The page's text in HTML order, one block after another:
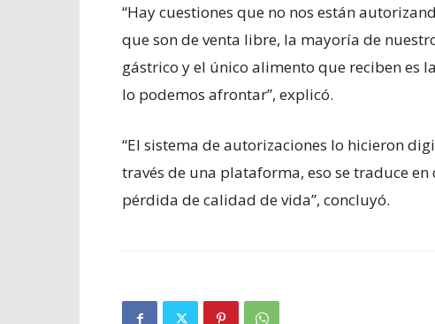
“Hay cuestiones que no nos están
que son de venta libre, la mayoría de
gástrico y el único alimento que reciben es
lo podemos afrontar”, explicó.
“El sistema de autorizaciones lo hicieron
través de una plataforma, eso se traduce
pérdida de calidad de vida”, concluyó.